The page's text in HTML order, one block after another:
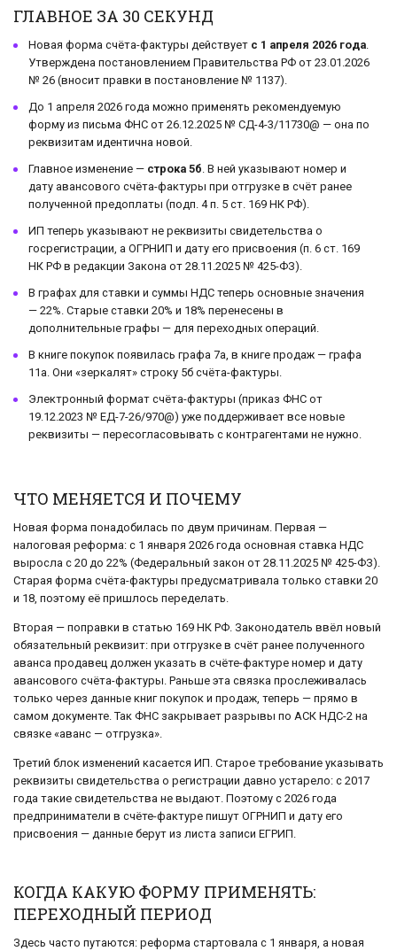
ГЛАВНОЕ ЗА 30 СЕКУНД
Новая форма счёта-фактуры действует с 1 апреля 2026 года.
Утверждена постановлением Правительства РФ от 23.01.2026
№ 26 (вносит правки в постановление № 1137).
До 1 апреля 2026 года можно применять рекомендуемую
форму из письма ФНС от 26.12.2025 № СД-4-3/11730@ — она по
реквизитам идентична новой.
Главное изменение — строка 5б. В ней указывают номер и
дату авансового счёта-фактуры при отгрузке в счёт ранее
полученной предоплаты (подп. 4 п. 5 ст. 169 НК РФ).
ИП теперь указывают не реквизиты свидетельства о
госрегистрации, а ОГРНИП и дату его присвоения (п. 6 ст. 169
НК РФ в редакции Закона от 28.11.2025 № 425-ФЗ).
В графах для ставки и суммы НДС теперь основные значения
— 22%. Старые ставки 20% и 18% перенесены в
дополнительные графы — для переходных операций.
В книге покупок появилась графа 7а, в книге продаж — графа
11а. Они «зеркалят» строку 5б счёта-фактуры.
Электронный формат счёта-фактуры (приказ ФНС от
19.12.2023 № ЕД-7-26/970@) уже поддерживает все новые
реквизиты — пересогласовывать с контрагентами не нужно.
ЧТО МЕНЯЕТСЯ И ПОЧЕМУ
Новая форма понадобилась по двум причинам. Первая —
налоговая реформа: с 1 января 2026 года основная ставка НДС
выросла с 20 до 22% (Федеральный закон от 28.11.2025 № 425-ФЗ).
Старая форма счёта-фактуры предусматривала только ставки 20
и 18, поэтому её пришлось переделать.
Вторая — поправки в статью 169 НК РФ. Законодатель ввёл новый
обязательный реквизит: при отгрузке в счёт ранее полученного
аванса продавец должен указать в счёте-фактуре номер и дату
авансового счёта-фактуры. Раньше эта связка прослеживалась
только через данные книг покупок и продаж, теперь — прямо в
самом документе. Так ФНС закрывает разрывы по АСК НДС-2 на
связке «аванс — отгрузка».
Третий блок изменений касается ИП. Старое требование указывать
реквизиты свидетельства о регистрации давно устарело: с 2017
года такие свидетельства не выдают. Поэтому с 2026 года
предприниматели в счёте-фактуре пишут ОГРНИП и дату его
присвоения — данные берут из листа записи ЕГРИП.
КОГДА КАКУЮ ФОРМУ ПРИМЕНЯТЬ:
ПЕРЕХОДНЫЙ ПЕРИОД
Здесь часто путаются: реформа стартовала с 1 января, а новая